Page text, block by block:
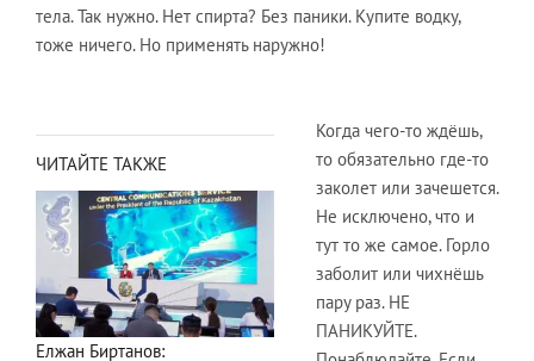
тела. Так нужно. Нет спирта? Без паники. Купите водку,
тоже ничего. Но применять наружно!
ЧИТАЙТЕ ТАКЖЕ
Елжан Биртанов:
Когда чего-то ждёшь,
то обязательно где-то
заколет или зачешется.
Не исключено, что и
тут то же самое. Горло
заболит или чихнёшь
пару раз. НЕ
ПАНИКУЙТЕ.